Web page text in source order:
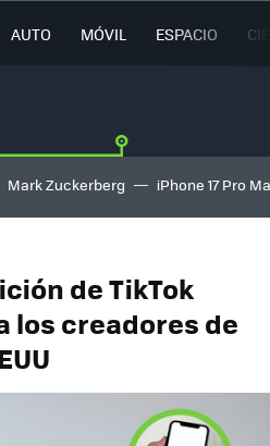
AUTO MÓVIL ESPACIO
Mark Zuckerberg iPhone 17 Pro
de TikTok
los creadores de